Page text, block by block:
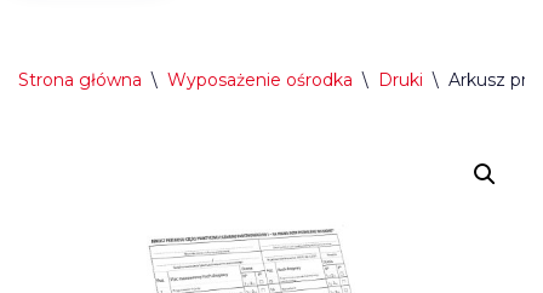
Strona główna \ Wyposażenie ośrodka \ Druki \ Arkusz